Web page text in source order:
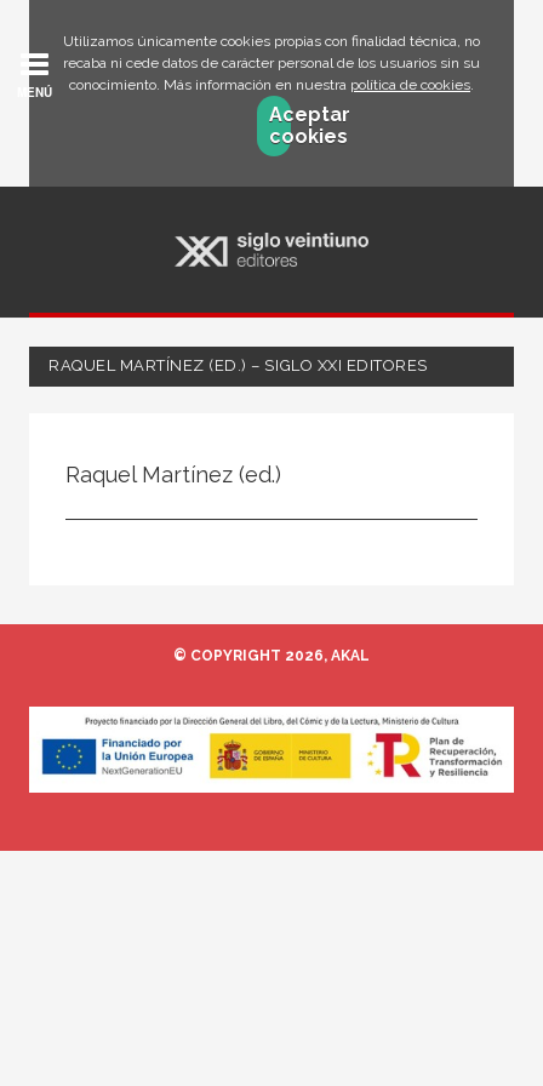
Utilizamos únicamente cookies propias con finalidad técnica, no
recaba ni cede datos de carácter personal de los usuarios sin su
conocimiento. Más información en nuestra política de cookies.
Aceptar
cookies
MENÚ
RAQUEL MARTÍNEZ (ED.) – SIGLO XXI EDITORES
Raquel Martínez (ed.)
© COPYRIGHT 2026, AKAL